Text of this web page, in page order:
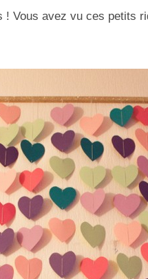
! Vous avez vu ces petits